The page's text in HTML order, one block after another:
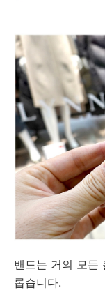
밴드는 거의 모든
롭습니다.